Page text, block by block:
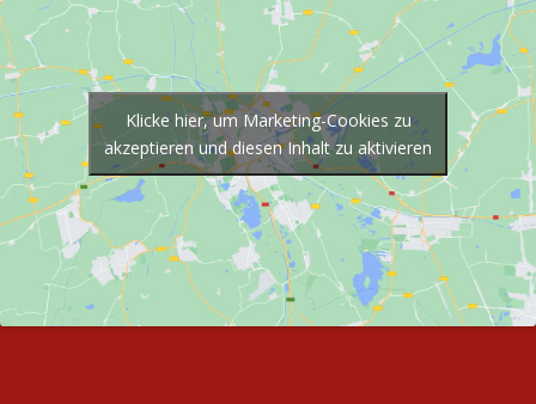
Klicke hier, um Marketing-Cookies zu
akzeptieren und diesen Inhalt zu aktivieren